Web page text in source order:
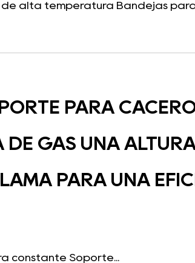
alta temperatura Bandejas para
PARA
DE GAS UNA
PARA UNA
constante Soporte...